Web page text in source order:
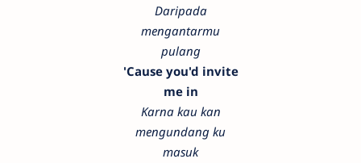
Daripada
mengantarmu
pulang
'Cause you'd invite
me in
Karna kau kan
mengundang ku
masuk